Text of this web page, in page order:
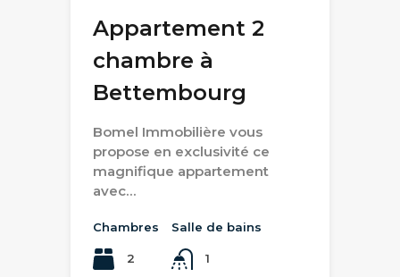
Appartement 2
chambre à
Bettembourg
Bomel Immobilière vous
propose en exclusivité ce
magnifique appartement
avec…
Chambres
2
Salle de bains
1